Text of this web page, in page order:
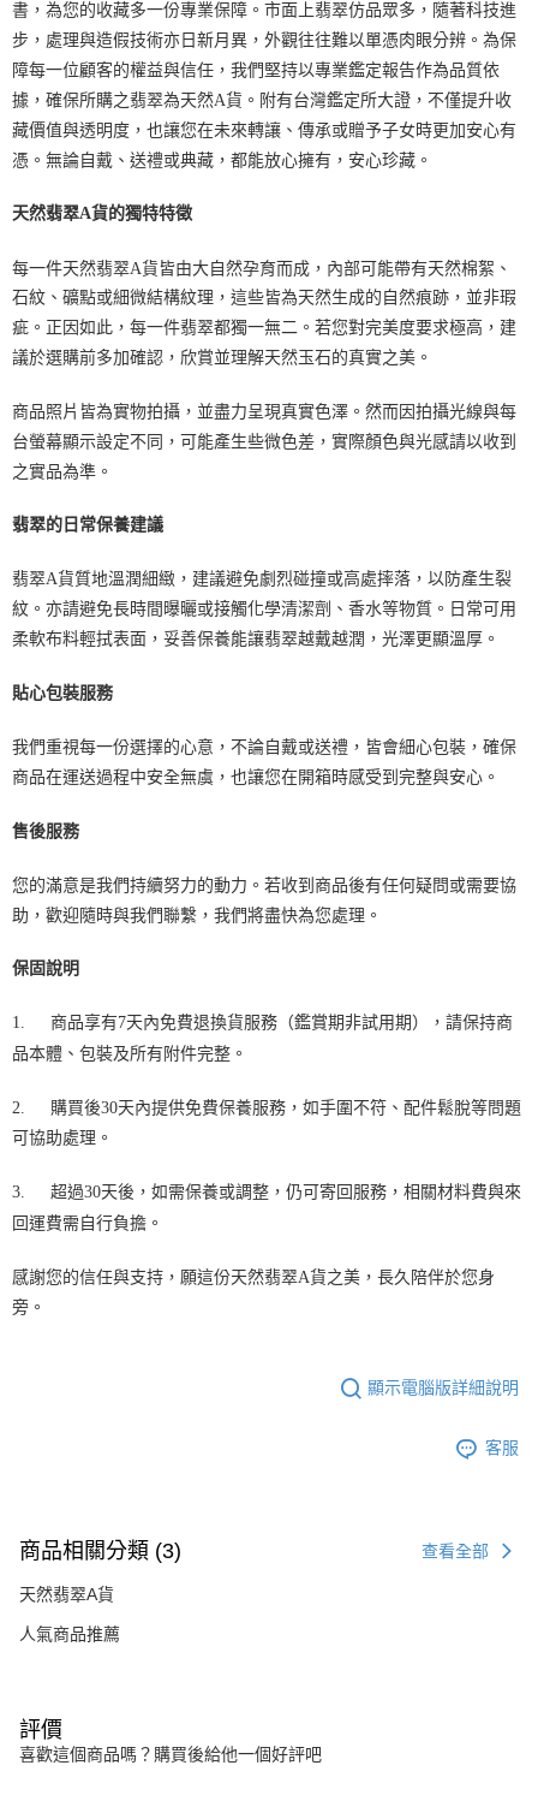
書，為您的收藏多一份專業保障。市面上翡翠仿品眾多，隨著科技進
步，處理與造假技術亦日新月異，外觀往往難以單憑肉眼分辨。為保
障每一位顧客的權益與信任，我們堅持以專業鑑定報告作為品質依
據，確保所購之翡翠為天然A貨。附有台灣鑑定所大證，不僅提升收
藏價值與透明度，也讓您在未來轉讓、傳承或贈予子女時更加安心有
憑。無論自戴、送禮或典藏，都能放心擁有，安心珍藏。
天然翡翠A貨的獨特特徵
每一件天然翡翠A貨皆由大自然孕育而成，內部可能帶有天然棉絮、
石紋、礦點或細微結構紋理，這些皆為天然生成的自然痕跡，並非瑕
疵。正因如此，每一件翡翠都獨一無二。若您對完美度要求極高，建
議於選購前多加確認，欣賞並理解天然玉石的真實之美。
商品照片皆為實物拍攝，並盡力呈現真實色澤。然而因拍攝光線與每
台螢幕顯示設定不同，可能產生些微色差，實際顏色與光感請以收到
之實品為準。
翡翠的日常保養建議
翡翠A貨質地溫潤細緻，建議避免劇烈碰撞或高處摔落，以防產生裂
紋。亦請避免長時間曝曬或接觸化學清潔劑、香水等物質。日常可用
柔軟布料輕拭表面，妥善保養能讓翡翠越戴越潤，光澤更顯溫厚。
貼心包裝服務
我們重視每一份選擇的心意，不論自戴或送禮，皆會細心包裝，確保
商品在運送過程中安全無虞，也讓您在開箱時感受到完整與安心。
售後服務
您的滿意是我們持續努力的動力。若收到商品後有任何疑問或需要協
助，歡迎隨時與我們聯繫，我們將盡快為您處理。
保固說明
1.
商品享有7天內免費退換貨服務（鑑賞期非試用期），請保持商
品本體、包裝及所有附件完整。
2.
購買後30天內提供免費保養服務，如手圍不符、配件鬆脫等問題
可協助處理。
3.
超過30天後，如需保養或調整，仍可寄回服務，相關材料費與來
回運費需自行負擔。
感謝您的信任與支持，願這份天然翡翠A貨之美，長久陪伴於您身
旁。
顯示電腦版詳細說明
客服
商品相關分類 (3) 查看全部
天然翡翠A貨
人氣商品推薦
評價
喜歡這個商品嗎？購買後給他一個好評吧